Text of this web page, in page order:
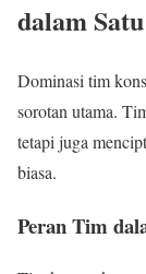
dalam
Dominasi tim
sorotan utama.
tetapi juga
biasa.
Peran Tim